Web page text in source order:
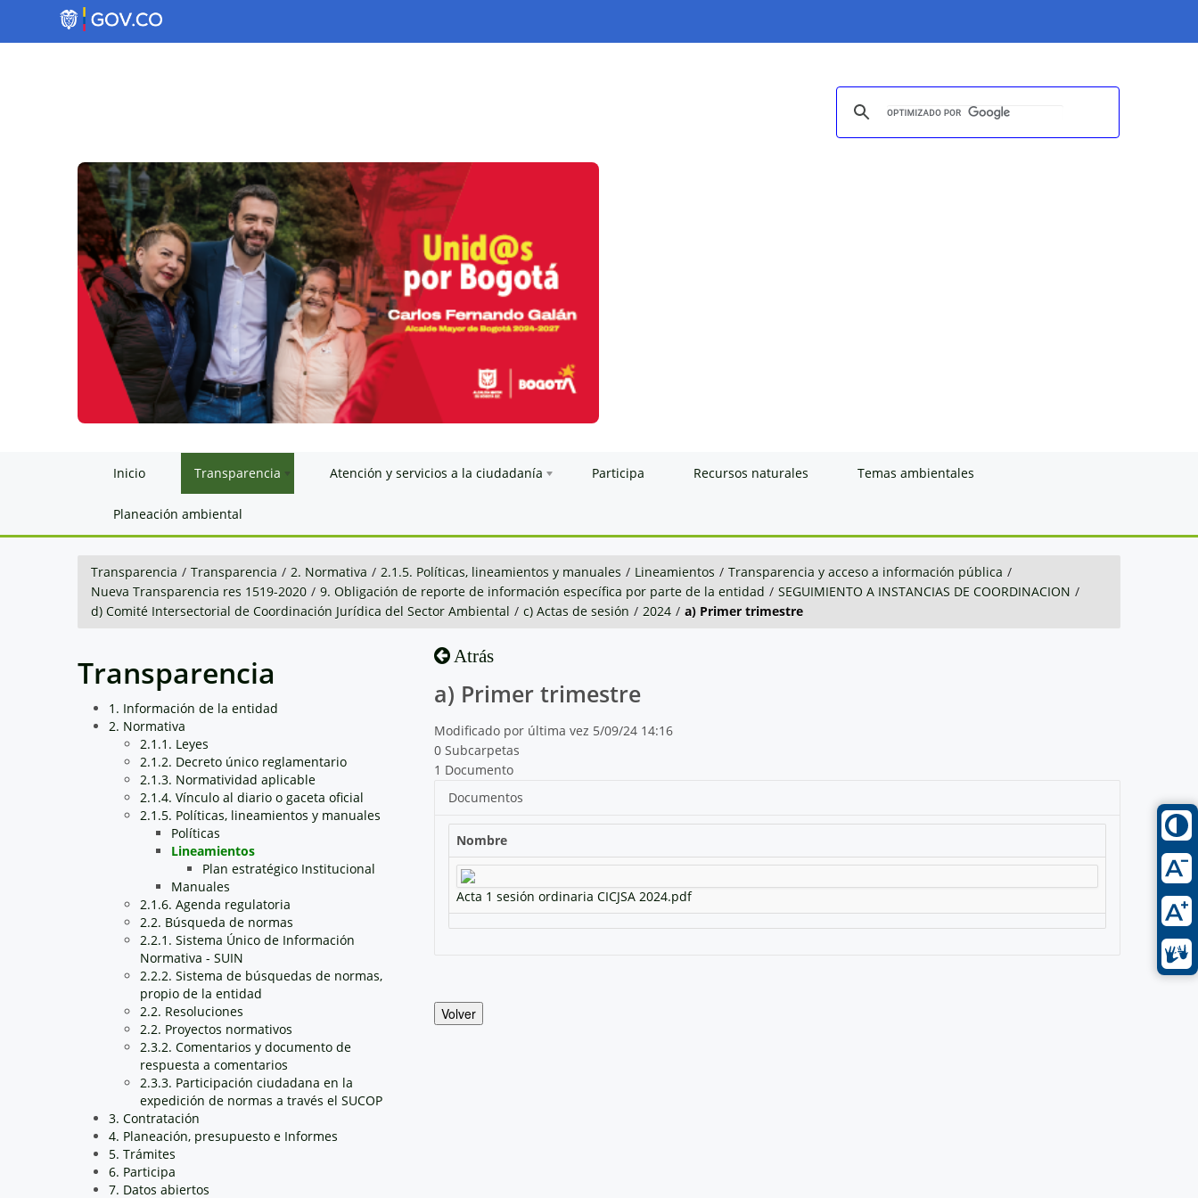
Inicio Transparencia Atención y servicios a la ciudadanía Participa Recursos naturales Temas ambientales
Planeación ambiental
Transparencia / Transparencia / 2. Normativa / 2.1.5. Políticas, lineamientos y manuales / Lineamientos / Transparencia y acceso a información pública /
Nueva Transparencia res 1519-2020 / 9. Obligación de reporte de información específica por parte de la entidad / SEGUIMIENTO A INSTANCIAS DE COORDINACION /
d) Comité Intersectorial de Coordinación Jurídica del Sector Ambiental / c) Actas de sesión / 2024 / a) Primer trimestre
Transparencia
1. Información de la entidad
2. Normativa
2.1.1. Leyes
2.1.2. Decreto único reglamentario
2.1.3. Normatividad aplicable
2.1.4. Vínculo al diario o gaceta oficial
2.1.5. Políticas, lineamientos y manuales
Políticas
Lineamientos
Plan estratégico Institucional
Manuales
2.1.6. Agenda regulatoria
2.2. Búsqueda de normas
2.2.1. Sistema Único de Información
Normativa - SUIN
2.2.2. Sistema de búsquedas de normas,
propio de la entidad
2.2. Resoluciones
2.2. Proyectos normativos
2.3.2. Comentarios y documento de
respuesta a comentarios
2.3.3. Participación ciudadana en la
expedición de normas a través el SUCOP
3. Contratación
4. Planeación, presupuesto e Informes
5. Trámites
6. Participa
7. Datos abiertos
Atrás
a) Primer trimestre
Modificado por última vez 5/09/24 14:16
0 Subcarpetas
1 Documento
Documentos
Nombre
Acta 1 sesión ordinaria CICJSA 2024.pdf
Volver